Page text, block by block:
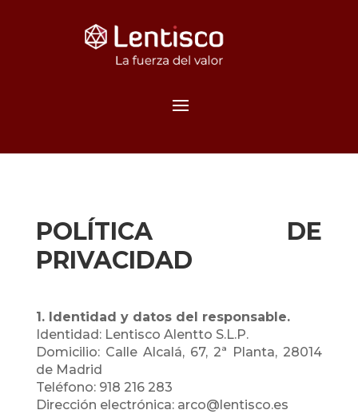
POLÍTICA DE
PRIVACIDAD
1. Identidad y datos del responsable.
Identidad: Lentisco Alentto S.L.P.
Domicilio: Calle Alcalá, 67, 2ª Planta, 28014
de Madrid
Teléfono: 918 216 283
Dirección electrónica: arco@lentisco.es